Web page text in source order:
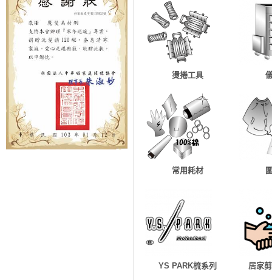
燙捲工具
常用耗材
YS PARK梳系列 居家